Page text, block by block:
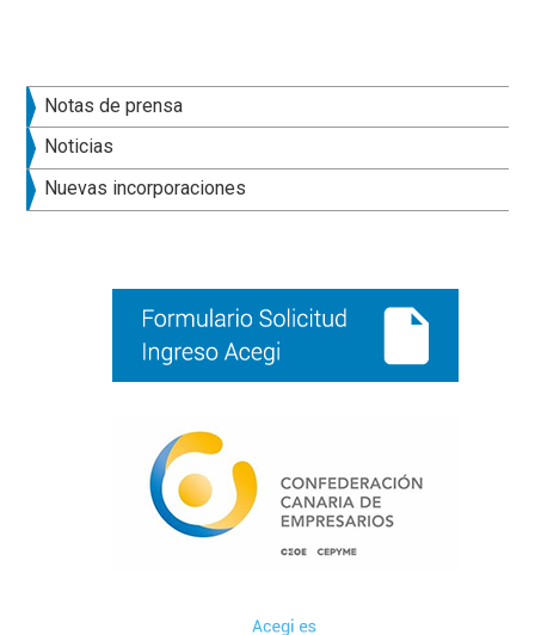
Barra
lateral
principal
Notas de prensa
Noticias
Nuevas incorporaciones